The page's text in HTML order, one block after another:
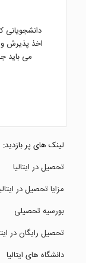
دانشجویانی
اخذ پذیرش و
می باید
لینک های پر بازدید:
تحصیل در ایتالیا
مزایا تحصیل در
بورسیه تحصیلی
تحصیل رایگان در
دانشگاه های ایتالیا